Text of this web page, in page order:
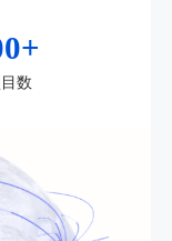
数